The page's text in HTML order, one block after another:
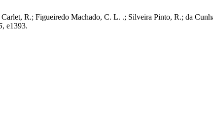
R.; Figueiredo Machado, C. L. .; Silveira Pinto, R.; da
, e1393.